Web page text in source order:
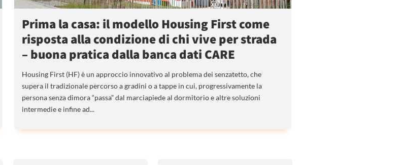
Prima la casa: il modello Housing First come
risposta alla condizione di chi vive per strada
– buona pratica dalla banca dati CARE
Housing First (HF) è un approccio innovativo al problema dei senzatetto, che
supera il tradizionale percorso a gradini o a tappe in cui, progressivamente la
persona senza dimora “passa” dal marciapiede al dormitorio e altre soluzioni
intermedie e infine ad...